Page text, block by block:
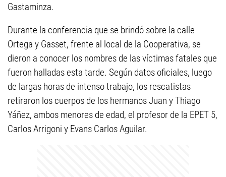
Gastaminza.
Durante la conferencia que se brindó sobre la calle
Ortega y Gasset, frente al local de la Cooperativa, se
dieron a conocer los nombres de las víctimas fatales que
fueron halladas esta tarde. Según datos oficiales, luego
de largas horas de intenso trabajo, los rescatistas
retiraron los cuerpos de los hermanos Juan y Thiago
Yáñez, ambos menores de edad, el profesor de la EPET 5,
Carlos Arrigoni y Evans Carlos Aguilar.